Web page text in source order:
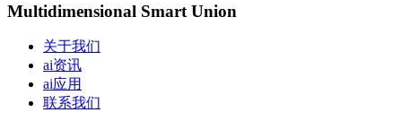
Multidimensional Smart Union
关于我们
ai资讯
ai应用
联系我们